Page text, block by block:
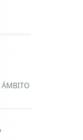
ÁMBITO